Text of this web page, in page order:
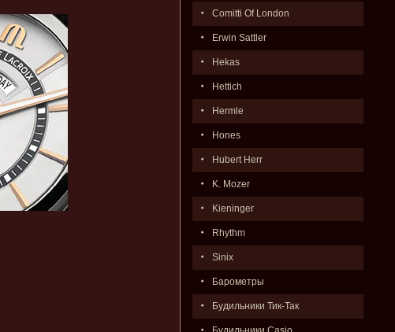
Comitti Of London
Erwin Sattler
Hekas
Hettich
Hermle
Hones
Hubert Herr
K. Mozer
Kieninger
Rhythm
Sinix
Барометры
Будильники Тик-Так